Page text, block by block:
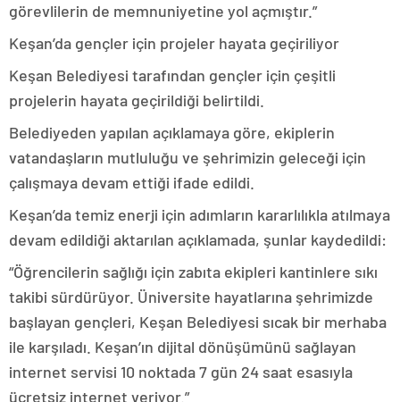
görevlilerin de memnuniyetine yol açmıştır.”
Keşan’da gençler için projeler hayata geçiriliyor
Keşan Belediyesi tarafından gençler için çeşitli
projelerin hayata geçirildiği belirtildi.
Belediyeden yapılan açıklamaya göre, ekiplerin
vatandaşların mutluluğu ve şehrimizin geleceği için
çalışmaya devam ettiği ifade edildi.
Keşan’da temiz enerji için adımların kararlılıkla atılmaya
devam edildiği aktarılan açıklamada, şunlar kaydedildi:
“Öğrencilerin sağlığı için zabıta ekipleri kantinlere sıkı
takibi sürdürüyor. Üniversite hayatlarına şehrimizde
başlayan gençleri, Keşan Belediyesi sıcak bir merhaba
ile karşıladı. Keşan’ın dijital dönüşümünü sağlayan
internet servisi 10 noktada 7 gün 24 saat esasıyla
ücretsiz internet veriyor.”